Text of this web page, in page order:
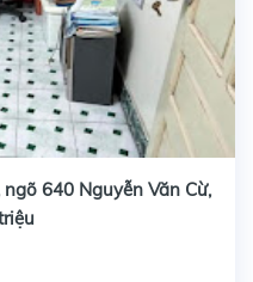
640 Nguyễn Văn Cừ,